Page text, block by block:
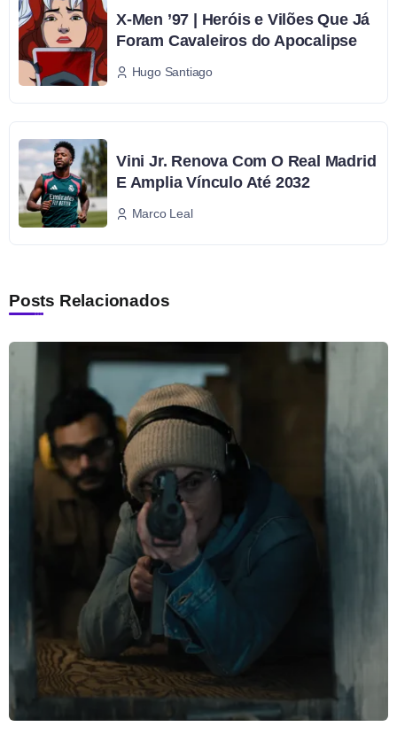
X-Men ’97 | Heróis e Vilões Que Já
Foram Cavaleiros do Apocalipse
Hugo Santiago
Vini Jr. Renova Com O Real Madrid
E Amplia Vínculo Até 2032
Marco Leal
Posts Relacionados